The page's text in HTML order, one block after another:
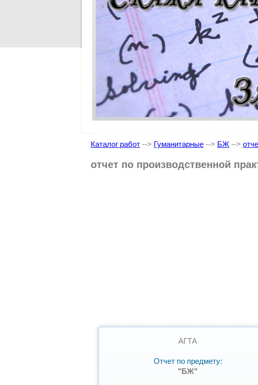
Каталог работ --> Гуманитарные --> БЖ -->
отчет по производственной
АГТА
Отчет по предмету:
"БЖ"